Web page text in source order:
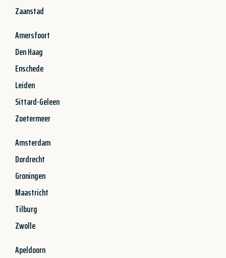
Zaanstad
Amersfoort
Den Haag
Enschede
Leiden
Sittard-Geleen
Zoetermeer
Amsterdam
Dordrecht
Groningen
Maastricht
Tilburg
Zwolle
Apeldoorn